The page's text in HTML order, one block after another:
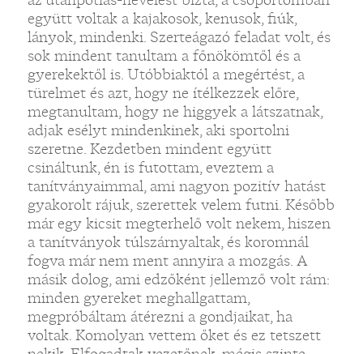
együtt voltak a kajakosok, kenusok, fiúk,
lányok, mindenki. Szerteágazó feladat volt, és
sok mindent tanultam a főnökömtől és a
gyerekektől is. Utóbbiaktól a megértést, a
türelmet és azt, hogy ne ítélkezzek előre,
megtanultam, hogy ne higgyek a látszatnak,
adjak esélyt mindenkinek, aki sportolni
szeretne. Kezdetben mindent együtt
csináltunk, én is futottam, eveztem a
tanítványaimmal, ami nagyon pozitív hatást
gyakorolt rájuk, szerettek velem futni. Később
már egy kicsit megterhelő volt nekem, hiszen
a tanítványok túlszárnyaltak, és koromnál
fogva már nem ment annyira a mozgás. A
másik dolog, ami edzőként jellemző volt rám:
minden gyereket meghallgattam,
megpróbáltam átérezni a gondjaikat, ha
voltak. Komolyan vettem őket és ez tetszett